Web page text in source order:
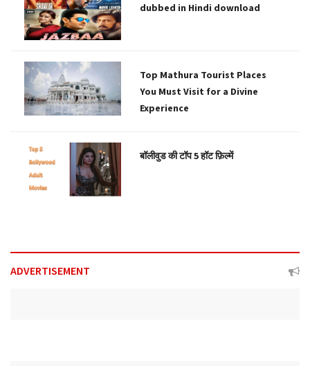
dubbed in Hindi download
Top Mathura Tourist Places
You Must Visit for a Divine
Experience
बॉलीवुड की टॉप 5 हॉट फ़िल्में
ADVERTISEMENT